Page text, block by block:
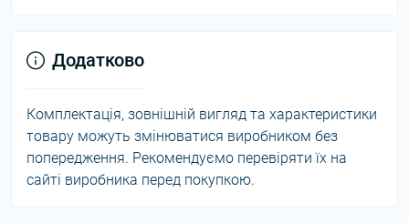
Додатково
Комплектація, зовнішній вигляд та характеристики
товару можуть змінюватися виробником без
попередження. Рекомендуємо перевіряти їх на
сайті виробника перед покупкою.